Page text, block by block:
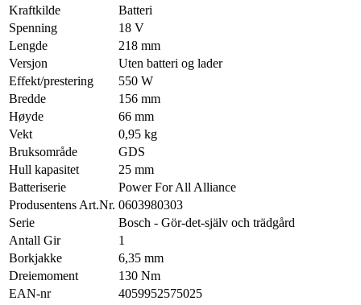
Kraftkilde
Batteri
Spenning
18 V
Lengde
218 mm
Versjon
Uten batteri og lader
Effekt/prestering
550 W
Bredde
156 mm
Høyde
66 mm
Vekt
0,95 kg
Bruksområde
GDS
Hull kapasitet
25 mm
Batteriserie
Power For All Alliance
Produsentens Art.Nr. 0603980303
Serie
Bosch - Gör-det-själv och trädgård
Antall Gir
1
Borkjakke
6,35 mm
Dreiemoment
130 Nm
EAN-nr
4059952575025